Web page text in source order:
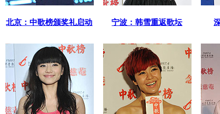
北京：中歌榜颁奖礼启动 宁波：韩雪重返歌坛